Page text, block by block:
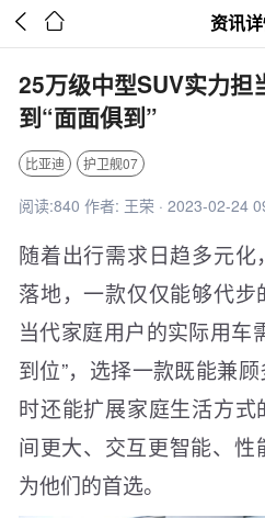
  资讯
25万级中型SUV实力担
到“面面俱到”
比亚迪 护卫舰07
阅读:840 作者: 王荣 · 2023-02-24
随着出行需求日趋多元
落地，一款仅仅能够代
当代家庭用户的实际用车
到位”，选择一款既能兼
时还能扩展家庭生活方
间更大、交互更智能、
为他们的首选。